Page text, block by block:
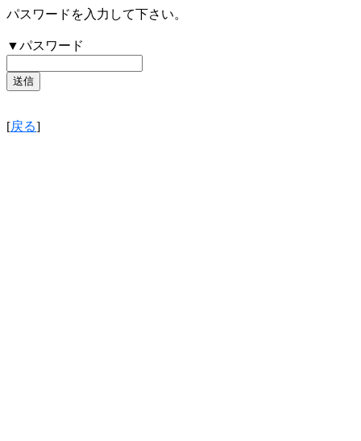
パスワードを入力して下さい。
▼パスワード
[戻る]